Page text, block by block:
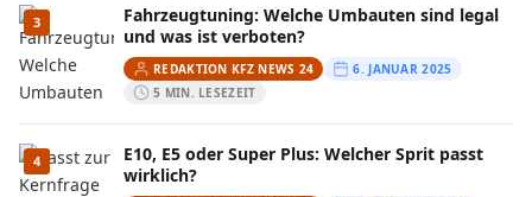
3
Fahrzeugtuning: Welche Umbauten sind legal
und was ist verboten?
REDAKTION KFZ NEWS 24
6. JANUAR 2025
5 MIN. LESEZEIT
4
E10, E5 oder Super Plus: Welcher Sprit passt
wirklich?